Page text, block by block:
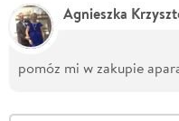
pomóz mi w zakupie